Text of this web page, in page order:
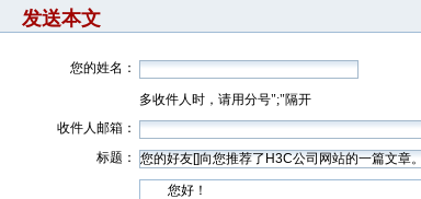
发送本文
您的姓名：
多收件人时，请用分号";"隔开
收件人邮箱：
标题：
您好！